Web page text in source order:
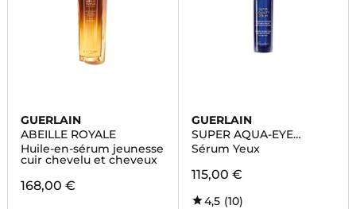
GUERLAIN
ABEILLE ROYALE
Huile-en-sérum jeunesse
cuir chevelu et cheveux
168,00 €
GUERLAIN
SUPER AQUA-EYE
SÉRUM
Sérum Yeux
115,00 €
4,5 (10)